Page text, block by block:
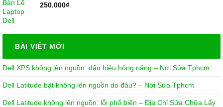
250.000₫
BÀI VIẾT MỚI
Dell XPS không lên nguồn: dấu hiệu hỏng nặng – Nơi Sửa Tphcm
Dell Latitude bật không lên nguồn do đâu? – Nơi Sửa Tphcm
Dell Latitude không lên nguồn: lỗi phổ biến – Địa Chỉ Sửa Chữa Lấy